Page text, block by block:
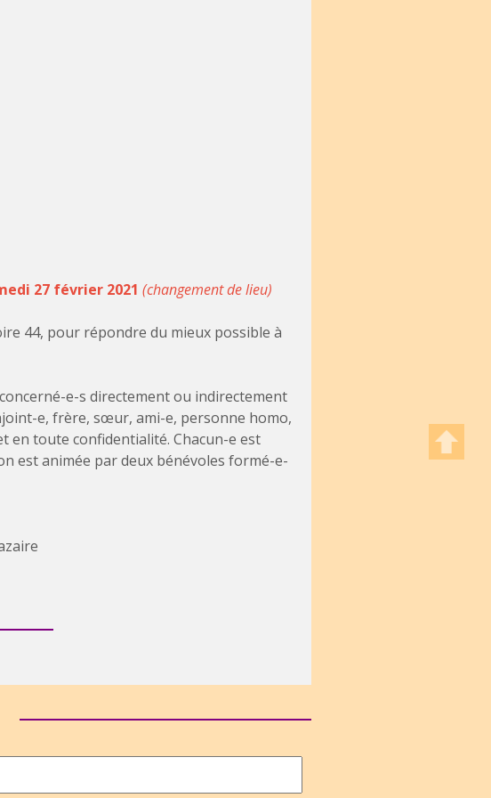
27 février 2021 (changement de lieu)
44, pour répondre du mieux possible à
e-s directement ou indirectement
e, frère, sœur, ami-e, personne homo,
en toute confidentialité. Chacun-e est
est animée par deux bénévoles formé-e-